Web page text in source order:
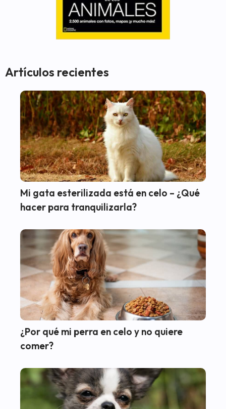
Artículos recientes
Mi gata esterilizada está en celo – ¿Qué
hacer para tranquilizarla?
¿Por qué mi perra en celo y no quiere
comer?